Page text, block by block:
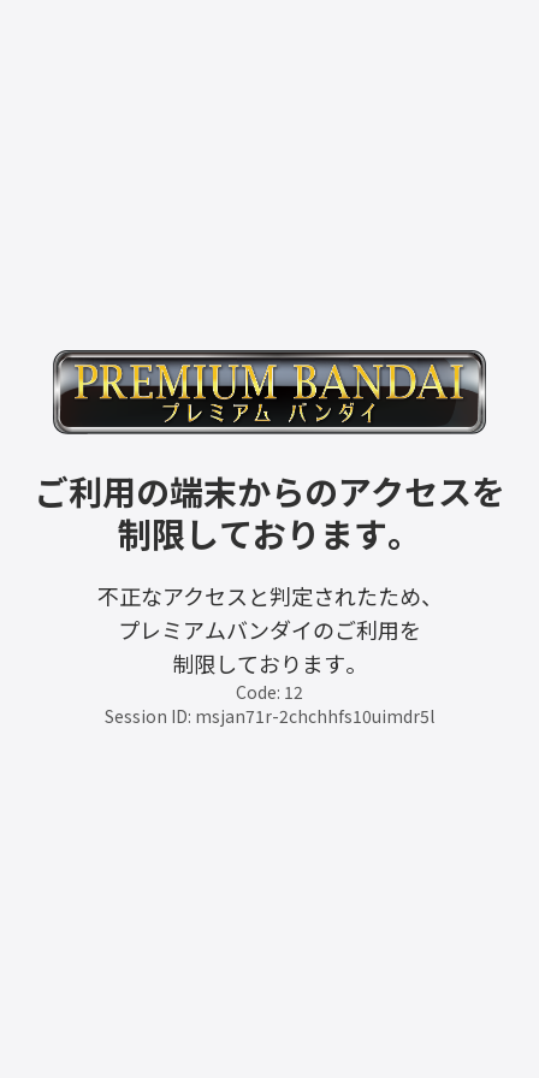
ご利用の端末からのアクセスを
制限しております。
不正なアクセスと判定されたため、
プレミアムバンダイのご利用を
制限しております。
Code: 12
Session ID: msjan71r-2chchhfs10uimdr5l